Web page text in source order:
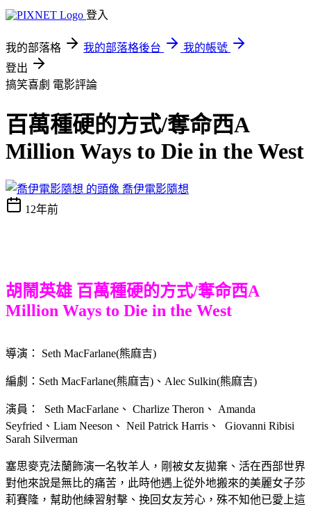
登入
我的部落格 我的部落格後台
我的帳號
登出
搞笑喜劇 電影評論
百萬種硬的方式/奪命西A
Million Ways to Die in the West
喬伊電影隨想
12年前
胡鬧英雄 百萬種硬的方式/奪命西A
Million Ways to Die in the West
導演： Seth MacFarlane(熊麻吉)
編劇：Seth MacFarlane(熊麻吉)、Alec Sulkin(熊麻吉)
演員： Seth MacFarlane、 Charlize Theron、 Amanda
Seyfried、Liam Neeson、 Neil Patrick Harris、 Giovanni Ribisi
Sarah Silverman
塞思麥克法蘭飾演一名牧羊人，剛被女友拋棄、活在西部世界
對他來說是無比的痛苦，此時他遇上從外地搬來的美麗女子莎
莉賽隆，幫助他練習射擊、挽回女友芳心，殊不知他已愛上這